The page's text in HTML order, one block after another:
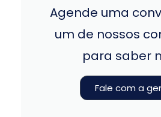
Agende uma
um de nossos
para saber
Fale com a